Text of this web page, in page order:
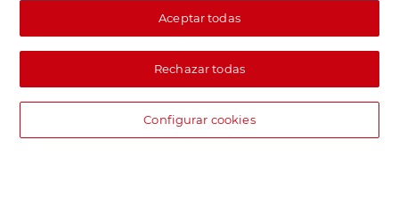
Aceptar todas
Rechazar todas
Configurar cookies